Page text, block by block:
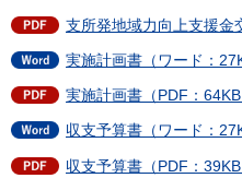
支所発地域力向上支援金
実施計画書（ワード：
実施計画書（PDF：64KB
収支予算書（ワード：
収支予算書（PDF：39KB